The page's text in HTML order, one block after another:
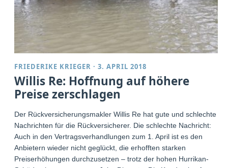
FRIEDERIKE KRIEGER ·3. APRIL 2018
Willis Re: Hoffnung auf höhere
Preise zerschlagen
Der Rückversicherungsmakler Willis Re hat gute und schlechte
Nachrichten für die Rückversicherer. Die schlechte Nachricht:
Auch in den Vertragsverhandlungen zum 1. April ist es den
Anbietern wieder nicht geglückt, die erhofften starken
Preiserhöhungen durchzusetzen – trotz der hohen Hurrikan-